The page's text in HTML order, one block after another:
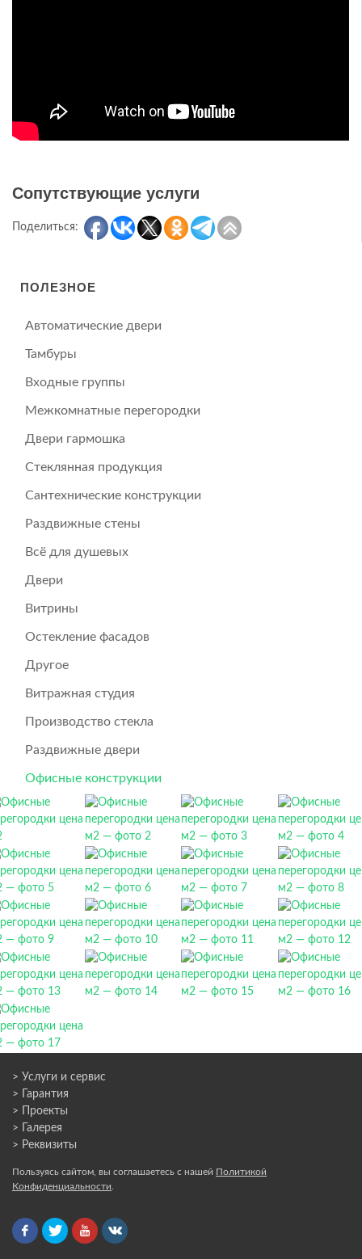
Сопутствующие услуги
Поделиться:
ПОЛЕЗНОЕ
Автоматические двери
Тамбуры
Входные группы
Межкомнатные перегородки
Двери гармошка
Стеклянная продукция
Сантехнические конструкции
Раздвижные стены
Всё для душевых
Двери
Витрины
Остекление фасадов
Другое
Витражная студия
Производство стекла
Раздвижные двери
Офисные конструкции
> Услуги и сервис
> Гарантия
> Проекты
> Галерея
> Реквизиты
Пользуясь сайтом, вы соглашаетесь с нашей Политикой
Конфиденциальности